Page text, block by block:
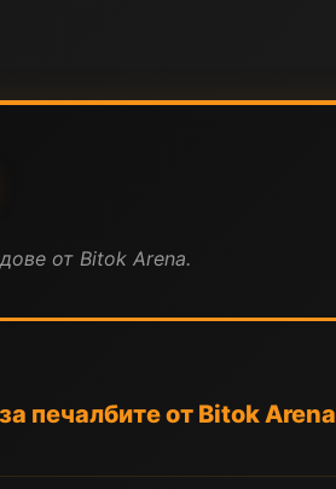
от Bitok Arena.
печалбите от Bitok Arena